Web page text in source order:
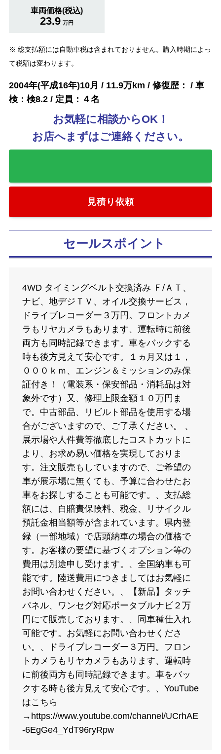
車両価格(税込)
23.9 万円
※ 総支払額には自動車税は含まれておりません。購入時期によっ
て税額は変わります。
2004年(平成16年)10月 / 11.9万km / 修復歴： / 車
検：検8.2 / 定員：４名
お気軽に相談からOK！
お店へまずはご連絡ください。
見積り依頼
セールスポイント
4WD タイミングベルト交換済み Ｆ/ＡＴ、
ナビ、地デジＴＶ、オイル交換サービス，
ドライブレコーダー３万円。フロントカメ
ラもリヤカメラもあります、運転時に前後
両方も同時記録できます。車をバックする
時も後方見えて安心です。１ヵ月又は１，
０００ｋｍ、エンジン＆ミッションのみ保
証付き！（電装系・保安部品・消耗品は対
象外です）又、修理上限金額１０万円ま
で。中古部品、リビルト部品を使用する場
合がございますので、ご了承ください。 、
展示場や人件費等徹底したコストカットに
より、お求め易い価格を実現しておりま
す。注文販売もしていますので、ご希望の
車が展示場に無くても、予算に合わせたお
車をお探しすることも可能です。、支払総
額には、自賠責保険料、税金、リサイクル
預託金相当額等が含まれています。県内登
録（一部地域）で店頭納車の場合の価格で
す。お客様の要望に基づくオプション等の
費用は別途申し受けます。、全国納車も可
能です。陸送費用につきましてはお気軽に
お問い合わせください。、【新品】タッチ
パネル、ワンセグ対応ポータブルナビ２万
円にて販売しております。、同車種仕入れ
可能です。お気軽にお問い合わせくださ
い。、ドライブレコーダー３万円。フロン
トカメラもリヤカメラもあります、運転時
に前後両方も同時記録できます。車をバッ
クする時も後方見えて安心です。、YouTube
はこちら
→https://www.youtube.com/channel/UCrhAE
-6EgGe4_YdT96ryRpw